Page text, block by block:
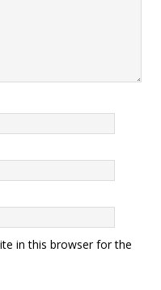
in this browser for the